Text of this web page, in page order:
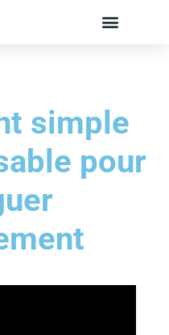
simple
pour